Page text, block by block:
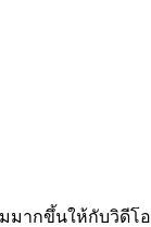
มมากขึ้นให้กับวิ